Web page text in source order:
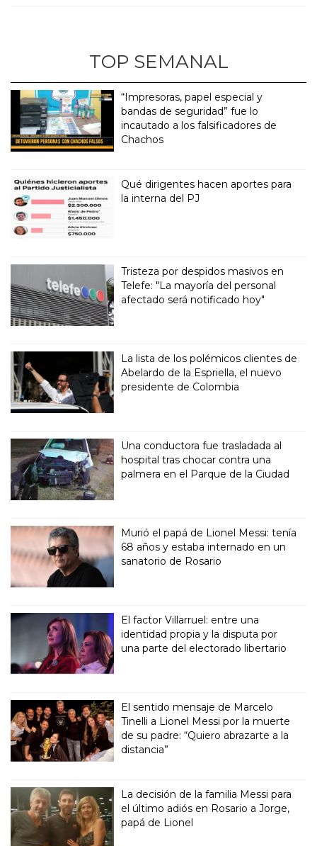
TOP SEMANAL
“Impresoras, papel especial y
bandas de seguridad” fue lo
incautado a los falsificadores de
Chachos
Qué dirigentes hacen aportes para
la interna del PJ
Tristeza por despidos masivos en
Telefe: "La mayoría del personal
afectado será notificado hoy"
La lista de los polémicos clientes de
Abelardo de la Espriella, el nuevo
presidente de Colombia
Una conductora fue trasladada al
hospital tras chocar contra una
palmera en el Parque de la Ciudad
Murió el papá de Lionel Messi: tenía
68 años y estaba internado en un
sanatorio de Rosario
El factor Villarruel: entre una
identidad propia y la disputa por
una parte del electorado libertario
El sentido mensaje de Marcelo
Tinelli a Lionel Messi por la muerte
de su padre: “Quiero abrazarte a la
distancia”
La decisión de la familia Messi para
el último adiós en Rosario a Jorge,
papá de Lionel